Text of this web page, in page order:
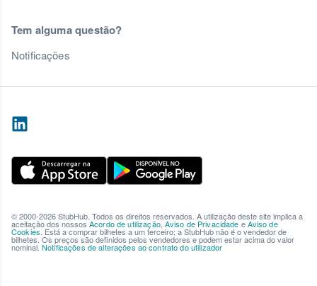
Tem alguma questão?
Notificações
© 2000-2026 StubHub. Todos os direitos reservados. A utilização deste site implica a
aceitação dos nossos Acordo de utilização, Aviso de Privacidade eAviso de
Cookies . Está a comprar bilhetes a um terceiro; a StubHub não é o vendedor de
bilhetes. Os preços são definidos pelos vendedores e podem estar acima do valor
nominal. Notificações de alterações ao contrato do utilizador